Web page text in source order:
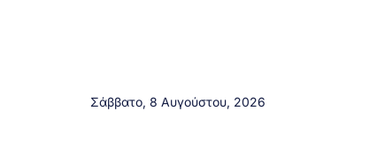
Σάββατο, 8 Αυγούστου, 2026